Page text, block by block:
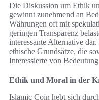
Die Diskussion um Ethik
gewinnt zunehmend an
Währungen oft mit
geringen Transparenz
interessante Alternative
ethische Grundsätze, die
Interessierte von
Ethik und Moral in der
Islamic Coin hebt sich